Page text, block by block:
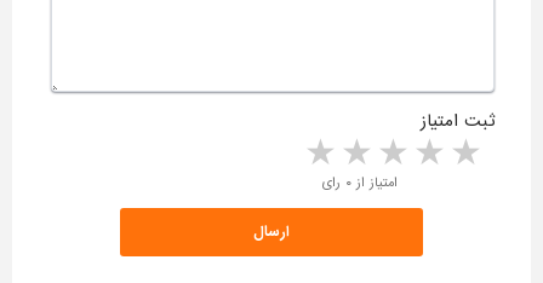
ثبت امتیاز
4 stars 3 stars 2 stars 1 star امتیاز از ۰ رای